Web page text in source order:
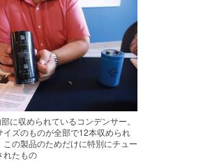
に収められているコンデンサー。
イズのものが全部で12本収められ
この製品のためだけに特別にチュー
れたもの